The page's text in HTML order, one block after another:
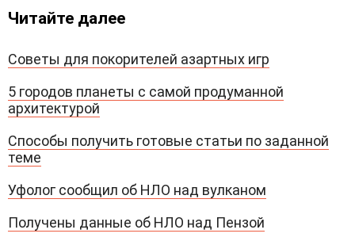
Читайте далее
Советы для покорителей азартных игр
5 городов планеты с самой продуманной
архитектурой
Способы получить готовые статьи по заданной
теме
Уфолог сообщил об НЛО над вулканом
Получены данные об НЛО над Пензой